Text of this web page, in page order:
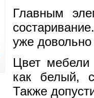
Главным
уже довольно
Цвет мебели
как белый,
Также